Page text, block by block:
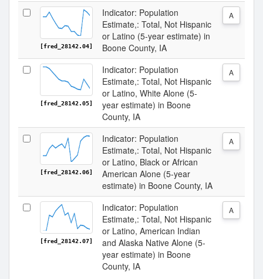
[fred_28142.04]
Indicator: Population
Estimate,: Total, Not Hispanic
or Latino (5-year estimate) in
Boone County, IA
A
[fred_28142.05]
Indicator: Population
Estimate,: Total, Not Hispanic
or Latino, White Alone (5-
year estimate) in Boone
County, IA
A
[fred_28142.06]
Indicator: Population
Estimate,: Total, Not Hispanic
or Latino, Black or African
American Alone (5-year
estimate) in Boone County, IA
A
[fred_28142.07]
Indicator: Population
Estimate,: Total, Not Hispanic
or Latino, American Indian
and Alaska Native Alone (5-
year estimate) in Boone
County, IA
A